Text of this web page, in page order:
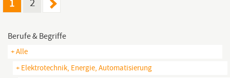
Berufe & Begriffe
+ Alle
+ Elektrotechnik, Energie, Automatisierung